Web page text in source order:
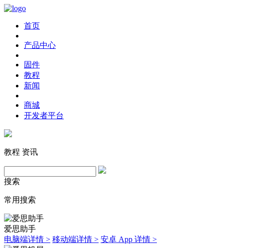
首页
产品中心
固件
教程
新闻
商城
开发者平台
教程 资讯
搜索
常用搜索
爱思助手
电脑端详情 > 移动端详情 > 安卓 App 详情 >